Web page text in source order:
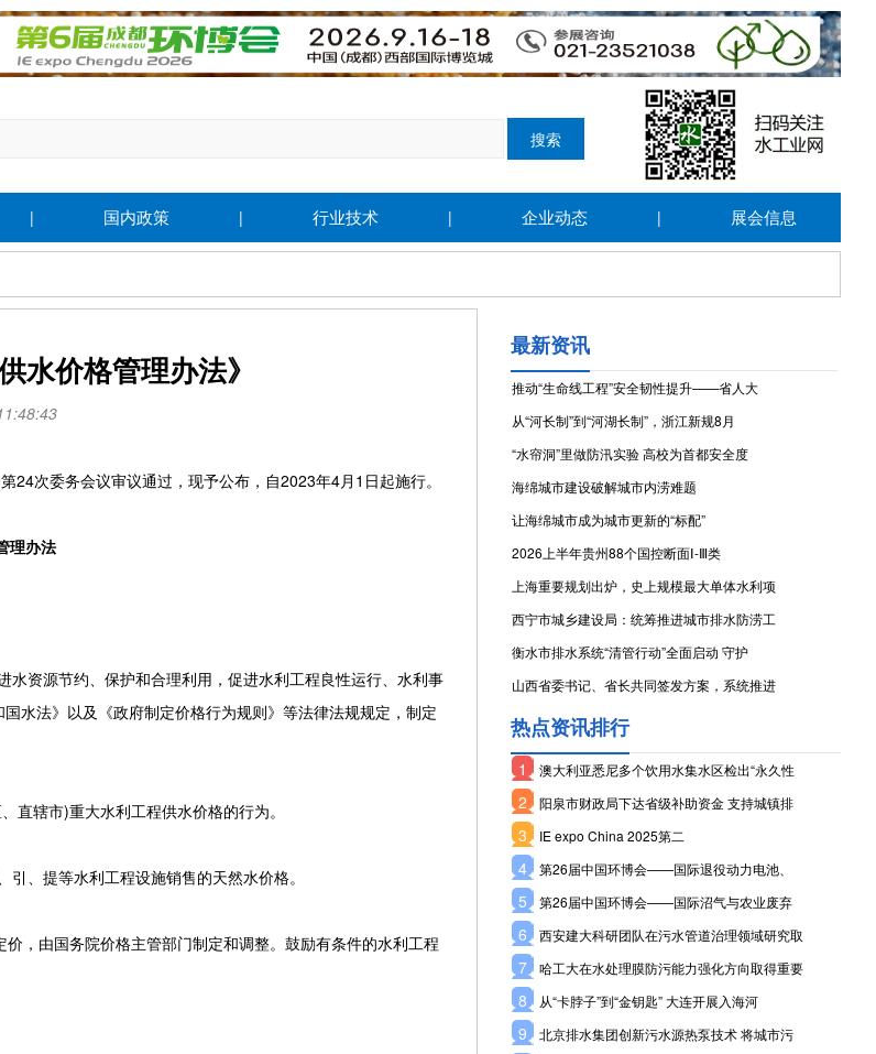
| 国内政策 | 行业技术 | 企业动态 | 展会信息
水价格管理办法》
次委务会议审议通过，现予公布，自2023年4月1日起施行。
理办法
资源节约、保护和合理利用，促进水利工程良性运行、水利事
水法》以及《政府制定价格行为规则》等法律法规规定，制定
辖市)重大水利工程供水价格的行为。
、提等水利工程设施销售的天然水价格。
，由国务院价格主管部门制定和调整。鼓励有条件的水利工程
最新资讯
推动“生命线工程”安全韧性提升——省人大
从“河长制”到“河湖长制”，浙江新规8月
“水帘洞”里做防汛实验 高校为首都安全度
海绵城市建设破解城市内涝难题
让海绵城市成为城市更新的“标配”
2026上半年贵州88个国控断面Ⅰ-Ⅲ类
上海重要规划出炉，史上规模最大单体水利项
西宁市城乡建设局：统筹推进城市排水防涝工
衡水市排水系统“清管行动”全面启动 守护
山西省委书记、省长共同签发方案，系统推进
热点资讯排行
1 澳大利亚悉尼多个饮用水集水区检出“永久性
2 阳泉市财政局下达省级补助资金 支持城镇排
3 IE expo China 2025第二
4 第26届中国环博会——国际退役动力电池、
5 第26届中国环博会——国际沼气与农业废弃
6 西安建大科研团队在污水管道治理领域研究取
7 哈工大在水处理膜防污能力强化方向取得重要
8 从“卡脖子”到“金钥匙” 大连开展入海河
9 北京排水集团创新污水源热泵技术 将城市污